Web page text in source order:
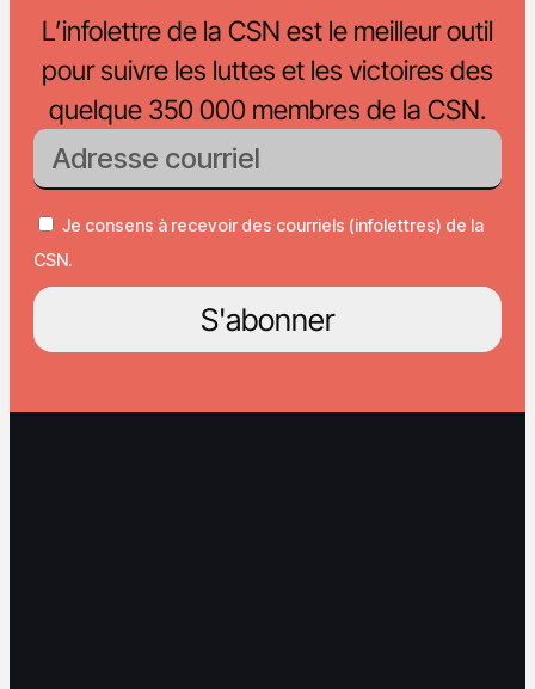
L’infolettre de la CSN est le meilleur outil
pour suivre les luttes et les victoires des
quelque 350 000 membres de la CSN.
Je consens à recevoir des courriels (infolettres) de la
CSN.
S'abonner